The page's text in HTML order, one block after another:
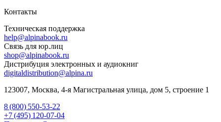
Контакты
Техническая поддержка
help@alpinabook.ru
Связь для юр.лиц
shop@alpinabook.ru
Дистрибуция электронных и аудиокниг
digitaldistribution@alpina.ru
123007, Москва, 4-я Магистральная улица, дом 5, строение 1
8 (800) 550-53-22
+7 (495) 120-07-04